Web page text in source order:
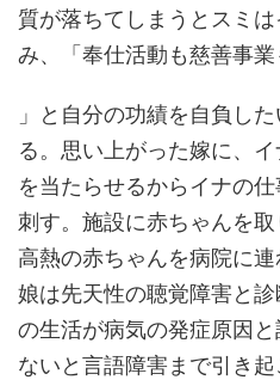
質が落ちてしまうとスミ
み、「奉仕活動も慈善事業
」と自分の功績を自負し
る。思い上がった嫁に、
を当たらせるからイナの
刺す。施設に赤ちゃんを取
高熱の赤ちゃんを病院に
娘は先天性の聴覚障害と
の生活が病気の発症原因
ないと言語障害まで引き起